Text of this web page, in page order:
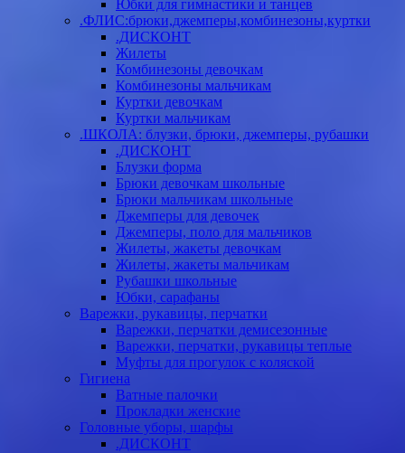
Юбки для гимнастики и танцев
.ФЛИС:брюки,джемперы,комбинезоны,куртки
.ДИСКОНТ
Жилеты
Комбинезоны девочкам
Комбинезоны мальчикам
Куртки девочкам
Куртки мальчикам
.ШКОЛА: блузки, брюки, джемперы, рубашки
.ДИСКОНТ
Блузки форма
Брюки девочкам школьные
Брюки мальчикам школьные
Джемперы для девочек
Джемперы, поло для мальчиков
Жилеты, жакеты девочкам
Жилеты, жакеты мальчикам
Рубашки школьные
Юбки, сарафаны
Варежки, рукавицы, перчатки
Варежки, перчатки демисезонные
Варежки, перчатки, рукавицы теплые
Муфты для прогулок с коляской
Гигиена
Ватные палочки
Прокладки женские
Головные уборы, шарфы
.ДИСКОНТ